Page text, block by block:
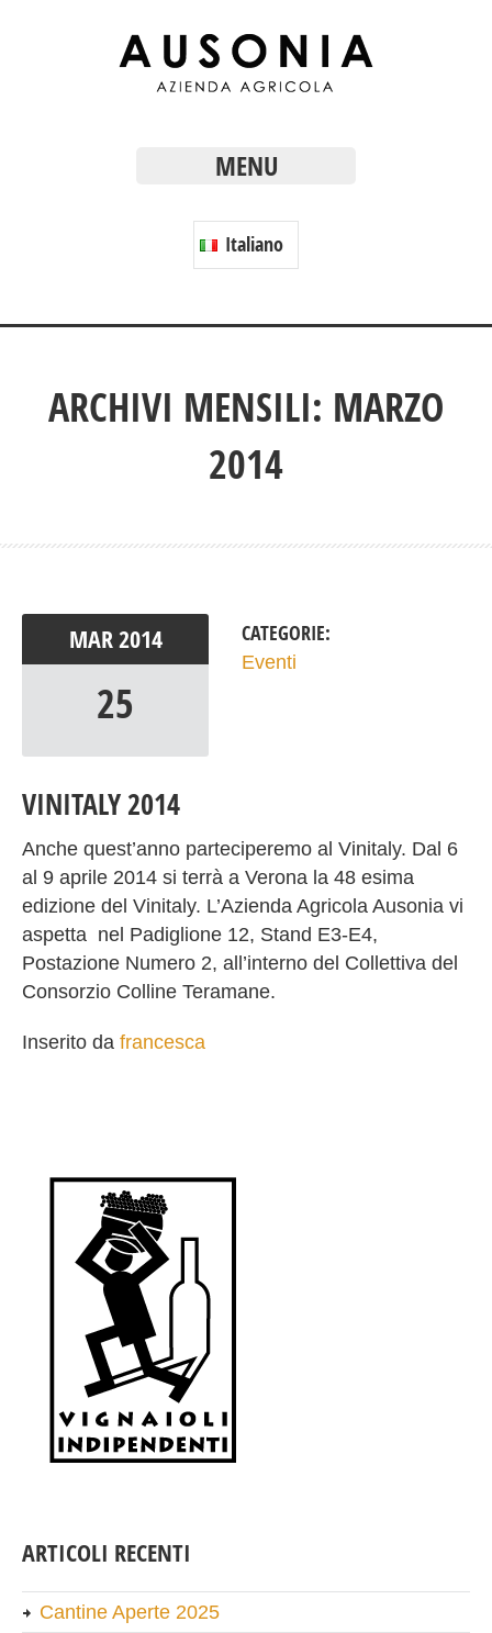
MENU
Italiano
ARCHIVI MENSILI: MARZO
2014
MAR2014
25
CATEGORIE:
Eventi
VINITALY 2014
Anche quest’anno parteciperemo al Vinitaly. Dal 6
al 9 aprile 2014 si terrà a Verona la 48 esima
edizione del Vinitaly. L’Azienda Agricola Ausonia vi
aspetta nel Padiglione 12, Stand E3-E4,
Postazione Numero 2, all’interno del Collettiva del
Consorzio Colline Teramane.
Inserito da francesca
ARTICOLI RECENTI
Cantine Aperte 2025